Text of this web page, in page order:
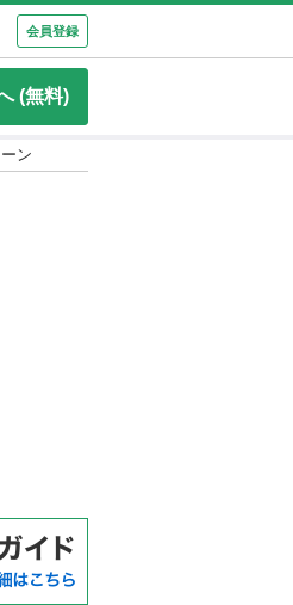
会員登録
(無料)
ン